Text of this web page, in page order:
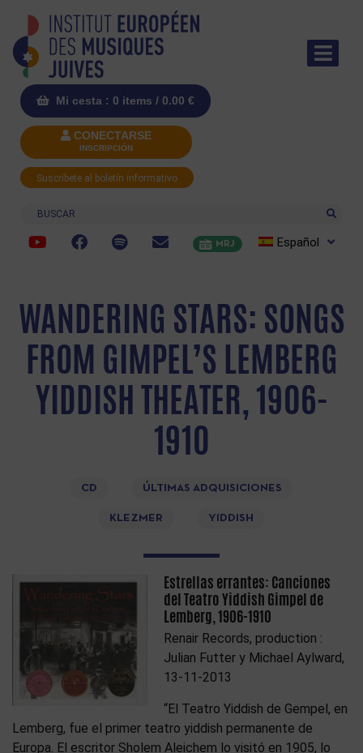
Mi cesta : 0 items / 0.00 €
CONECTARSE
INSCRIPCIÓN
Suscríbete al boletín informativo
Buscar
MRJ Español
WANDERING STARS: SONGS
FROM GIMPEL’S LEMBERG
YIDDISH THEATER, 1906-
1910
CD ÚLTIMAS ADQUISICIONES
KLEZMER YIDDISH
Estrellas errantes: Canciones
del Teatro Yiddish Gimpel de
Lemberg, 1906-1910
Renair Records, production :
Julian Futter y Michael Aylward,
13-11-2013
“El Teatro Yiddish de Gempel, en
Lemberg, fue el primer teatro yiddish permanente de
Europa. El escritor Sholem Aleichem lo visitó en 1905, lo